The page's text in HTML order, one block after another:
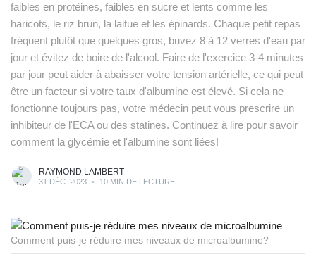
faibles en protéines, faibles en sucre et lents comme les
haricots, le riz brun, la laitue et les épinards. Chaque petit repas
fréquent plutôt que quelques gros, buvez 8 à 12 verres d'eau par
jour et évitez de boire de l'alcool. Faire de l'exercice 3-4 minutes
par jour peut aider à abaisser votre tension artérielle, ce qui peut
être un facteur si votre taux d'albumine est élevé. Si cela ne
fonctionne toujours pas, votre médecin peut vous prescrire un
inhibiteur de l'ECA ou des statines. Continuez à lire pour savoir
comment la glycémie et l'albumine sont liées!
RAYMOND LAMBERT
31 DÉC. 2023 • 10 MIN DE LECTURE
Comment puis-je réduire mes niveaux de microalbumine?